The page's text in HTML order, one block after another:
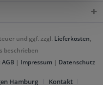
und ggf. zzgl. Lieferkosten,
beschrieben
AGB | Impressum | Datenschutz
Hamburg Kontakt